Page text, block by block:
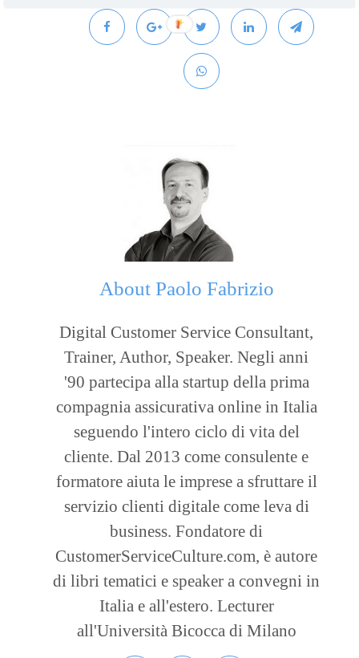
About Paolo Fabrizio
Digital Customer Service Consultant,
Trainer, Author, Speaker. Negli anni
'90 partecipa alla startup della prima
compagnia assicurativa online in Italia
seguendo l'intero ciclo di vita del
cliente. Dal 2013 come consulente e
formatore aiuta le imprese a sfruttare il
servizio clienti digitale come leva di
business. Fondatore di
CustomerServiceCulture.com, è autore
di libri tematici e speaker a convegni in
Italia e all'estero. Lecturer
all'Università Bicocca di Milano